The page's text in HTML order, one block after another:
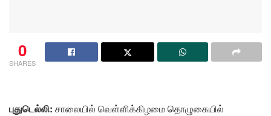
0
SHARES
புதுடெல்லி: சாலையில் வெள்ளிக்கிழமை தொழுகையில்